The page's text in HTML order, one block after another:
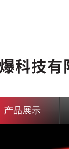
产品展示